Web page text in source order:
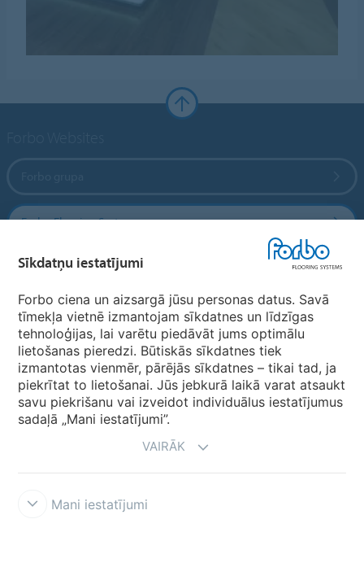
Forbo Flooring Systems
Forbo Movement Systems
Valstu mājas lapas
Izvēlēties valsti
Sīkdatņu iestatījumi
Forbo ciena un aizsargā jūsu personas datus. Savā
tīmekļa vietnē izmantojam sīkdatnes un līdzīgas
tehnoloģijas, lai varētu piedāvāt jums optimālu
lietošanas pieredzi. Būtiskās sīkdatnes tiek
izmantotas vienmēr, pārējās sīkdatnes – tikai tad, ja
piekrītat to lietošanai. Jūs jebkurā laikā varat atsaukt
savu piekrišanu vai izveidot individuālus iestatījumus
sadaļā „Mani iestatījumi”.
VAIRĀK
Mani iestatījumi